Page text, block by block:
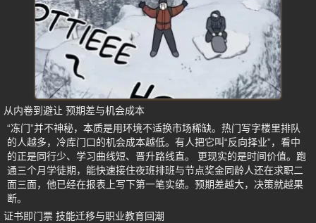
从内卷到避让 预期差与机会成本
“冻门”并不神秘，本质是用环境不适换市场稀缺。热门写字楼里排队
的人越多，冷库门口的机会成本越低。有人把它叫“反向择业”，看中
的正是同行少、学习曲线短、晋升路线直。 更现实的是时间价值。跑
通三个月学徒期，能快速接住夜班排班与节点奖金同龄人还在求职二
面三面，他已经在报表上写下第一笔实绩。预期差越大，决策就越果
断。
证书即门票 技能迁移与职业教育回潮